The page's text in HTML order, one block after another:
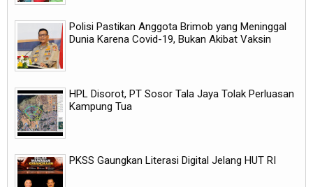
Polisi Pastikan Anggota Brimob yang Meninggal
Dunia Karena Covid-19, Bukan Akibat Vaksin
HPL Disorot, PT Sosor Tala Jaya Tolak Perluasan
Kampung Tua
PKSS Gaungkan Literasi Digital Jelang HUT RI